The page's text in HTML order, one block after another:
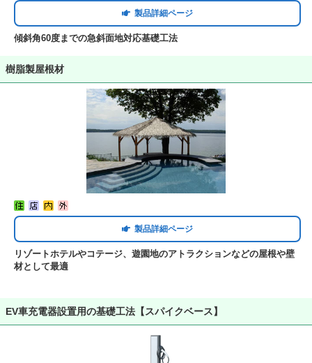
製品詳細ページ
傾斜角60度までの急斜面地対応基礎工法
樹脂製屋根材
製品詳細ページ
リゾートホテルやコテージ、遊園地のアトラクションなどの屋根や壁
材として最適
EV車充電器設置用の基礎工法【スパイクベース】